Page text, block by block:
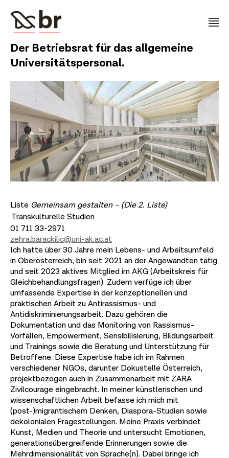
Der Betriebsrat für das allgemeine
Universitätspersonal.
Liste Gemeinsam gestalten – (Die 2. Liste)
Transkulturelle Studien
01 711 33-2971
zehra.barackilic@uni-ak.ac.at
Ich hatte über 30 Jahre mein Lebens- und Arbeitsumfeld
in Oberösterreich, bin seit 2021 an der Angewandten tätig
und seit 2023 aktives Mitglied im AKG (Arbeitskreis für
Gleichbehandlungsfragen). Zudem verfüge ich über
umfassende Expertise in der konzeptionellen und
praktischen Arbeit zu Antirassismus- und
Antidiskriminierungsarbeit. Dazu gehören die
Dokumentation und das Monitoring von Rassismus-
Vorfällen, Empowerment, Sensibilisierung, Bildungsarbeit
und Trainings sowie die Beratung und Unterstützung für
Betroffene. Diese Expertise habe ich im Rahmen
verschiedener NGOs, darunter Dokustelle Österreich,
projektbezogen auch in Zusammenarbeit mit ZARA
Zivilcourage eingebracht. In meiner künstlerischen und
wissenschaftlichen Arbeit befasse ich mich mit
(post-)migrantischem Denken, Diaspora-Studien sowie
dekolonialen Fragestellungen. Meine Praxis verbindet
Kunst, Medien und Theorie und untersucht Emotionen,
generationsübergreifende Erinnerungen sowie die
Mehrdimensionalität von Sprache(n). Dabei bringe ich